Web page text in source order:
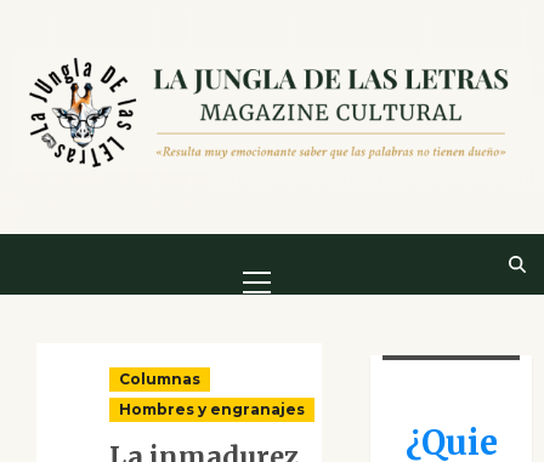
contenido
Menú
principal
Columnas
Hombres y engranajes
¿Quie